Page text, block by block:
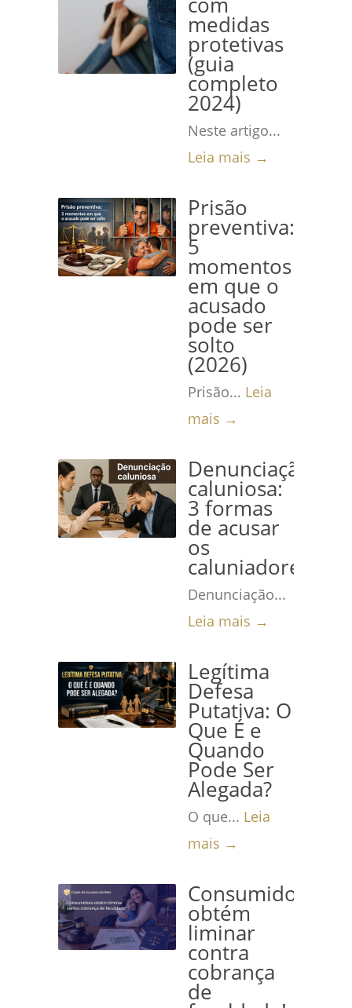
medidas
protetivas
(guia
completo
2024)
Neste artigo...
Leia mais →
Prisão
preventiva:
5
momentos
em que o
acusado
pode ser
solto
(2026)
Prisão... Leia
mais →
Denunciação
caluniosa:
3 formas
de acusar
os
caluniadores
Denunciação...
Leia mais →
Legítima
Defesa
Putativa: O
Que É e
Quando
Pode Ser
Alegada?
O que... Leia
mais →
Consumidora
obtém
liminar
contra
cobrança
de